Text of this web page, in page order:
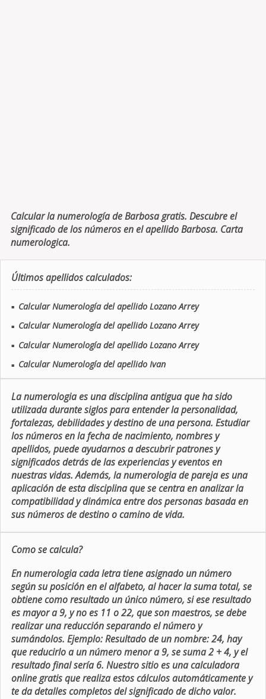
Calcular la numerología de Barbosa gratis. Descubre el
significado de los números en el apellido Barbosa. Carta
numerologica.
Últimos apellidos calculados:
■ Calcular Numerología del apellido Lozano Arrey
■ Calcular Numerología del apellido Lozano Arrey
■ Calcular Numerología del apellido Lozano Arrey
■ Calcular Numerología del apellido Ivan
La numerologia es una disciplina antigua que ha sido
utilizada durante siglos para entender la personalidad,
fortalezas, debilidades y destino de una persona. Estudiar
los números en la fecha de nacimiento, nombres y
apellidos, puede ayudarnos a descubrir patrones y
significados detrás de las experiencias y eventos en
nuestras vidas. Además, la numerologia de pareja es una
aplicación de esta disciplina que se centra en analizar la
compatibilidad y dinámica entre dos personas basada en
sus números de destino o camino de vida.
Como se calcula?
En numerologia cada letra tiene asignado un número
según su posición en el alfabeto, al hacer la suma total, se
obtiene como resultado un único número, si ese resultado
es mayor a 9, y no es 11 o 22, que son maestros, se debe
realizar una reducción separando el número y
sumándolos. Ejemplo: Resultado de un nombre: 24, hay
que reducirlo a un número menor a 9, se suma 2 + 4, y el
resultado final sería 6. Nuestro sitio es una calculadora
online gratis que realiza estos cálculos automáticamente y
te da detalles completos del significado de dicho valor.